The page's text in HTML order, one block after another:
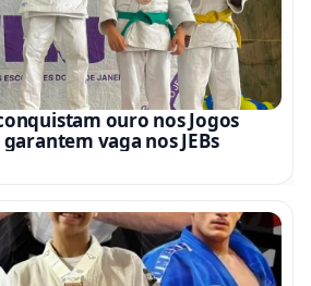
ouro nos Jogos
garantem vaga nos JEBs